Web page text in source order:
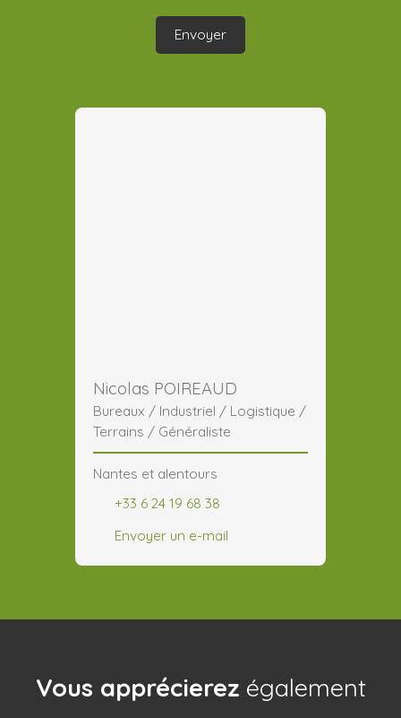
Envoyer
Nicolas POIREAUD
Bureaux / Industriel / Logistique /
Terrains / Généraliste
Nantes et alentours
+33 6 24 19 68 38
Envoyer un e-mail
Vous apprécierez également